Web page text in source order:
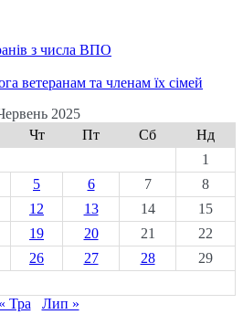
з числа ВПО
ветеранам та членам їх сімей
2025
Чт Пт Сб
Нд
1
5 6 7
8
12 13 14
15
19 20 21
22
26 27 28
29
« Тра
Лип »